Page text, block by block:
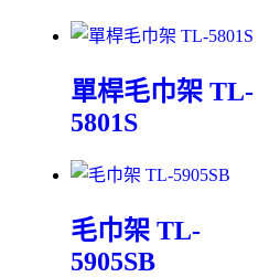
單桿毛巾架 TL-
5801S
毛巾架 TL-
5905SB